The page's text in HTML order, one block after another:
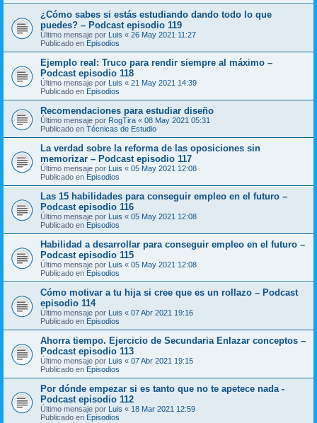
¿Cómo sabes si estás estudiando dando todo lo que
puedes? – Podcast episodio 119
Último mensaje por Luis « 26 May 2021 11:27
Publicado en Episodios
Ejemplo real: Truco para rendir siempre al máximo –
Podcast episodio 118
Último mensaje por Luis « 21 May 2021 14:39
Publicado en Episodios
Recomendaciones para estudiar diseño
Último mensaje por RogTira « 08 May 2021 05:31
Publicado en Técnicas de Estudio
La verdad sobre la reforma de las oposiciones sin
memorizar – Podcast episodio 117
Último mensaje por Luis « 05 May 2021 12:08
Publicado en Episodios
Las 15 habilidades para conseguir empleo en el futuro –
Podcast episodio 116
Último mensaje por Luis « 05 May 2021 12:08
Publicado en Episodios
Habilidad a desarrollar para conseguir empleo en el futuro –
Podcast episodio 115
Último mensaje por Luis « 05 May 2021 12:08
Publicado en Episodios
Cómo motivar a tu hija si cree que es un rollazo – Podcast
episodio 114
Último mensaje por Luis « 07 Abr 2021 19:16
Publicado en Episodios
Ahorra tiempo. Ejercicio de Secundaria Enlazar conceptos –
Podcast episodio 113
Último mensaje por Luis « 07 Abr 2021 19:15
Publicado en Episodios
Por dónde empezar si es tanto que no te apetece nada -
Podcast episodio 112
Último mensaje por Luis « 18 Mar 2021 12:59
Publicado en Episodios